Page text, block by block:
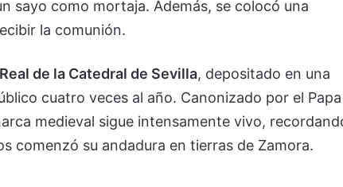
sayo como mortaja. Además, se colocó una
la comunión.
de la Catedral de Sevilla, depositado en una
cuatro veces al año. Canonizado por el Papa
medieval sigue intensamente vivo,
comenzó su andadura en tierras de Zamora.